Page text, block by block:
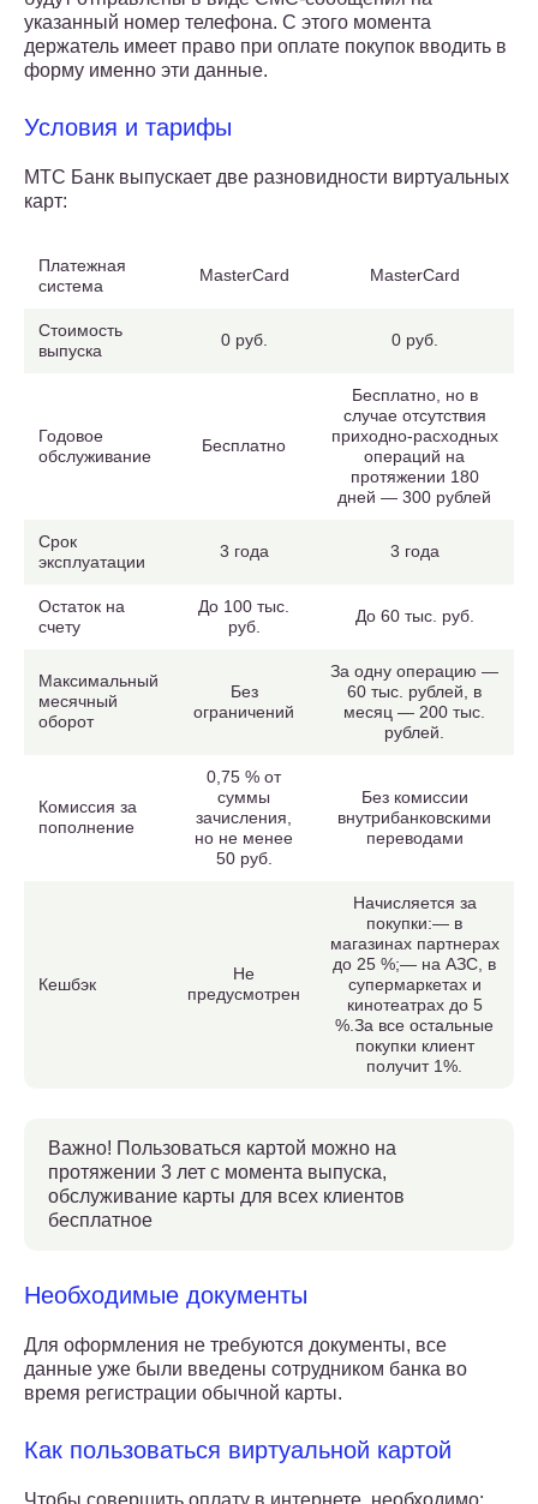
указанный номер телефона. С этого момента
держатель имеет право при оплате покупок вводить в
форму именно эти данные.
Условия и тарифы
МТС Банк выпускает две разновидности виртуальных
карт:
Платежная
система
MasterCard MasterCard
Стоимость
выпуска
0 руб. 0 руб.
Годовое
обслуживание
Бесплатно
Бесплатно, но в
случае отсутствия
приходно-расходных
операций на
протяжении 180
дней — 300 рублей
Срок
эксплуатации
3 года 3 года
Остаток на
счету
До 100 тыс.
руб.
До 60 тыс. руб.
Максимальный
месячный
оборот
Без
ограничений
За одну операцию —
60 тыс. рублей, в
месяц — 200 тыс.
рублей.
Комиссия за
пополнение
0,75 % от
суммы
зачисления,
но не менее
50 руб.
Без комиссии
внутрибанковскими
переводами
Кешбэк
Не
предусмотрен
Начисляется за
покупки:— в
магазинах партнерах
до 25 %;— на АЗС, в
супермаркетах и
кинотеатрах до 5
%.За все остальные
покупки клиент
получит 1%.
Важно! Пользоваться картой можно на
протяжении 3 лет с момента выпуска,
обслуживание карты для всех клиентов
бесплатное
Необходимые документы
Для оформления не требуются документы, все
данные уже были введены сотрудником банка во
время регистрации обычной карты.
Как пользоваться виртуальной картой